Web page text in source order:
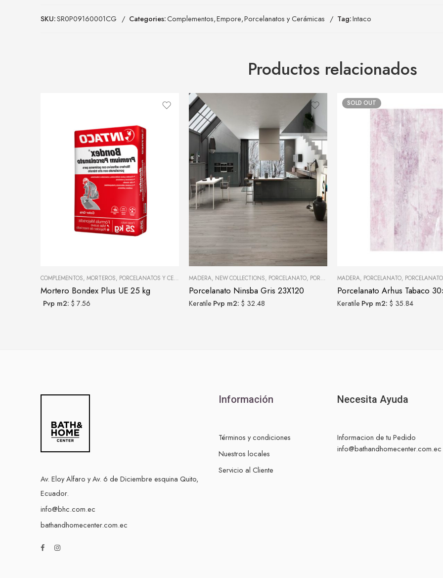
SKU:SR0P09160001CG Categories:Complementos,Empore,Porcelanatos y Cerámicas Tag:Intaco
Productos relacionados
COMPLEMENTOS, MORTEROS, PORCELANATOS Y CERÁMICAS
Mortero Bondex Plus UE 25 kg
Pvp m2: $ 7.56
MADERA, NEW COLLECTIONS, PORCELANATO, PORCELANATOS Y CERÁMICAS
Porcelanato Ninsba Gris 23X120
Keratile Pvp m2: $ 32.48
SOLD OUT
MADERA, PORCELANATO, PORCELANATOS
Porcelanato Arhus Tabaco
Keratile Pvp m2: $ 35.84
Av. Eloy Alfaro y Av. 6 de Diciembre esquina Quito,
Ecuador.
info@bhc.com.ec
bathandhomecenter.com.ec
Información
Términos y condiciones
Nuestros locales
Servicio al Cliente
Necesita Ayuda
Informacion de tu Pedido
info@bathandhomecenter.com.ec